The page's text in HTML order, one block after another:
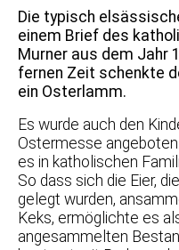
Die typisch
einem Brief des
Murner aus dem Jahr
fernen Zeit schenkte
ein Osterlamm.
Es wurde auch den
Ostermesse
es in katholischen
So dass sich die Eier,
gelegt wurden,
Keks, ermöglichte es
angesammelten